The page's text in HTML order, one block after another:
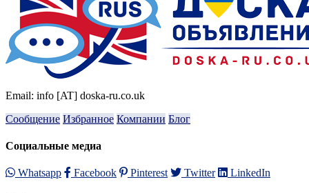
Email: info [AT] doska-ru.co.uk
Сообщение Избранное Компании Блог
Социальные медиа
Whatsapp Facebook Pinterest Twitter LinkedIn